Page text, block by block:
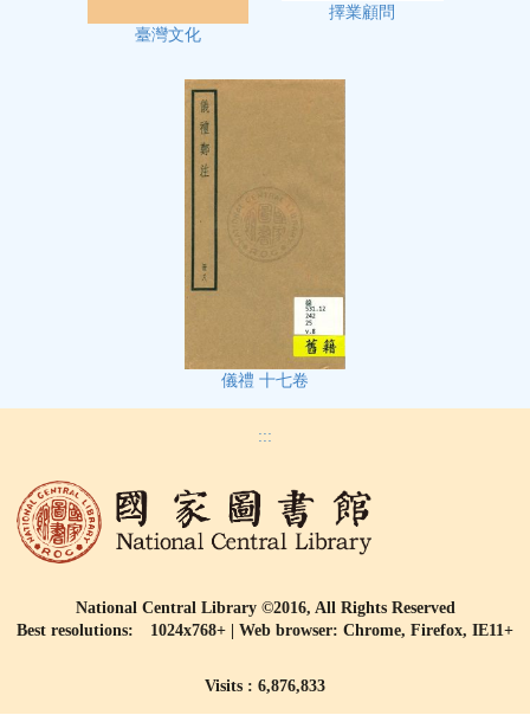
臺灣文化
擇業顧問
儀禮 十七卷
:::
National Central Library ©2016, All Rights Reserved
Best resolutions: 1024x768+ | Web browser: Chrome, Firefox, IE11+
Visits : 6,876,833